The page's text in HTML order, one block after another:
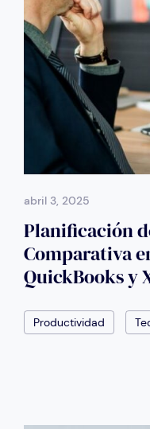
abril 3, 2025
Planificación
Comparativa
QuickBooks y
Productividad